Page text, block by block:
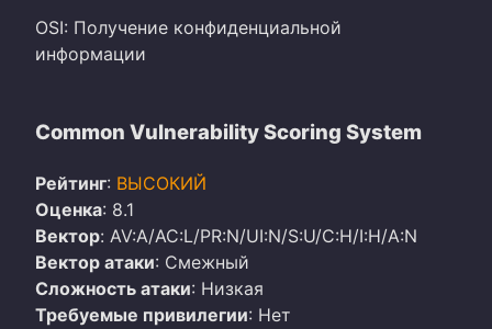
OSI: Получение конфиденциальной
информации
Common Vulnerability Scoring System
Рейтинг: ВЫСОКИЙ
Оценка: 8.1
Вектор: AV:A/AC:L/PR:N/UI:N/S:U/C:H/I:H/A:N
Вектор атаки: Смежный
Сложность атаки: Низкая
Требуемые привилегии: Нет